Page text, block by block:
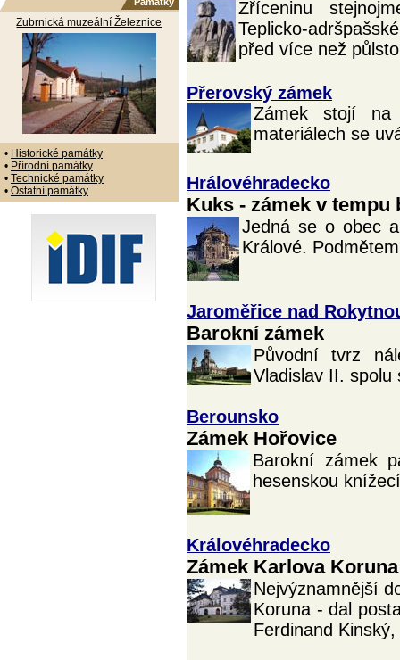
Zubrnická muzeální Železnice
• Historické památky
• Přírodní památky
• Technické památky
• Ostatní památky
Zříceninu
Teplicko-
před více než
Přerovský zámek
Zámek stojí na
materiálech se
Hrálovéhradecko
Kuks - zámek v tempu
Jedná se o obec
Králové.
Jaroměřice nad
Barokní zámek
Původní tvrz
Vladislav II. spolu
Berounsko
Zámek Hořovice
Barokní zámek
hesenskou
Královéhradecko
Zámek Karlova Koruna
Nejvýznamnější
Koruna - dal
Ferdinand Kinský,